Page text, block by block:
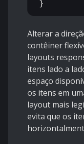
Alterar a
contêiner
layouts
itens lado a
espaço
os itens em
layout mais
evita que os